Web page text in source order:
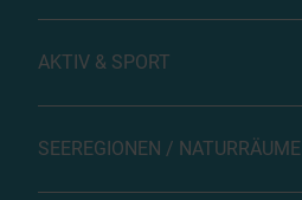
AKTIV & SPORT
SEEREGIONEN / NATURRÄUME